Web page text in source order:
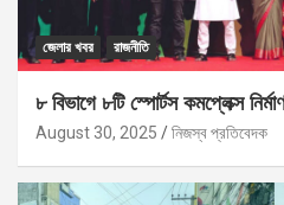
জেলার খবর রাজনীতি
৮ বিভাগে ৮টি স্পোর্টস কমপ্লেক্স
August 30, 2025 নিজস্ব প্রতিবেদক